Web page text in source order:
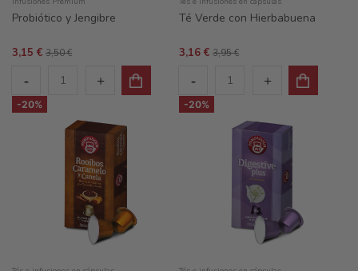
Probiótico y Jengibre
3,15 € 3,50 €
Té Verde con Hierbabuena
3,16 € 3,95 €
-20% -20%